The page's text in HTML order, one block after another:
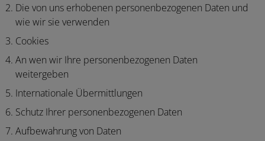
Die von uns erhobenen personenbezogenen Daten und
wie wir sie verwenden
Cookies
An wen wir Ihre personenbezogenen Daten
weitergeben
Internationale Übermittlungen
Schutz Ihrer personenbezogenen Daten
Aufbewahrung von Daten